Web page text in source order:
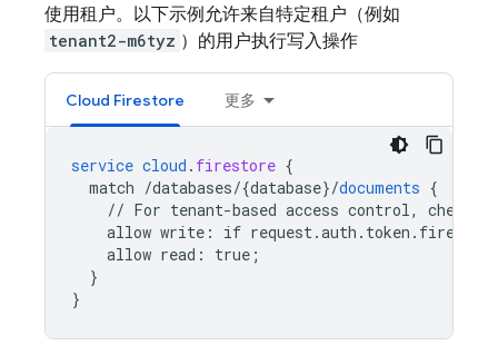
使用租户。以下示例允许来自特定租户（例如
tenant2-m6tyz ）的用户执行写入操作
Cloud Firestore 更多
service cloud . firestore {
match /databases/{database}/documents {
// For tenant-based access control, check
allow write : if request.auth . token . firebase
allow read : true ;
}
}